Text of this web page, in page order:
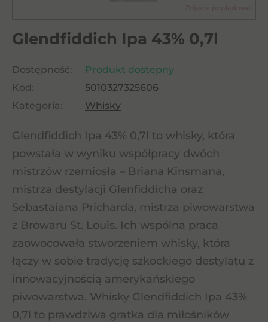
Glendfiddich Ipa 43% 0,7l
Dostępność:
Produkt dostępny
Kod:
5010327325606
Kategoria:
Whisky
Glendfiddich Ipa 43% 0,7l to whisky, która
powstała w wyniku współpracy dwóch
mistrzów rzemiosła – Briana Kinsmana,
mistrza destylacji Glenfiddicha oraz
Sebastaiana Pricharda, mistrza piwowarstwa
z Browaru St. Louis. Ich wspólna praca
zaowocowała stworzeniem whisky, która
łączy w sobie tradycję szkockiego destylatu z
innowacyjnością amerykańskiego
piwowarstwa. Whisky Glendfiddich Ipa 43%
0,7l to prawdziwa gratka dla miłośników